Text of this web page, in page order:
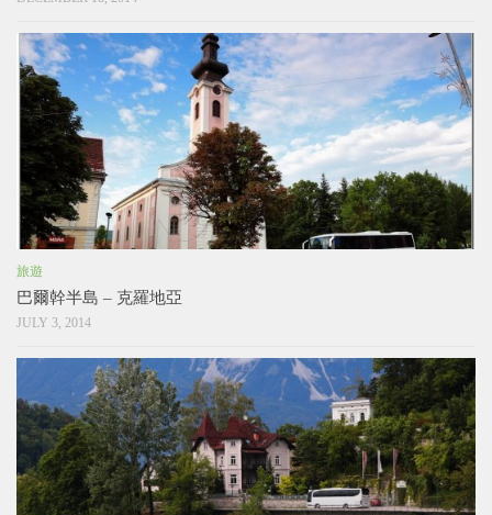
旅遊
巴爾幹半島 – 克羅地亞
JULY 3, 2014